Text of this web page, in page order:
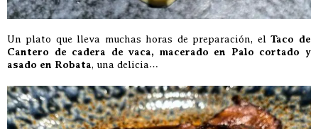
Un plato que lleva muchas horas de preparación, el Taco de
Cantero de cadera de vaca, macerado en Palo cortado y
asado en Robata, una delicia…